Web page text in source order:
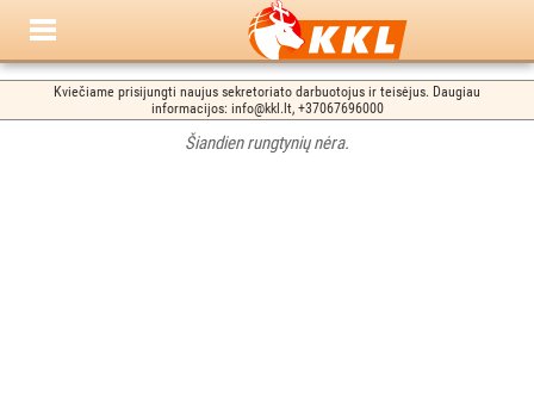
Kviečiame prisijungti naujus sekretoriato darbuotojus ir teisėjus. Daugiau
informacijos: info@kkl.lt, +37067696000
Šiandien rungtynių nėra.